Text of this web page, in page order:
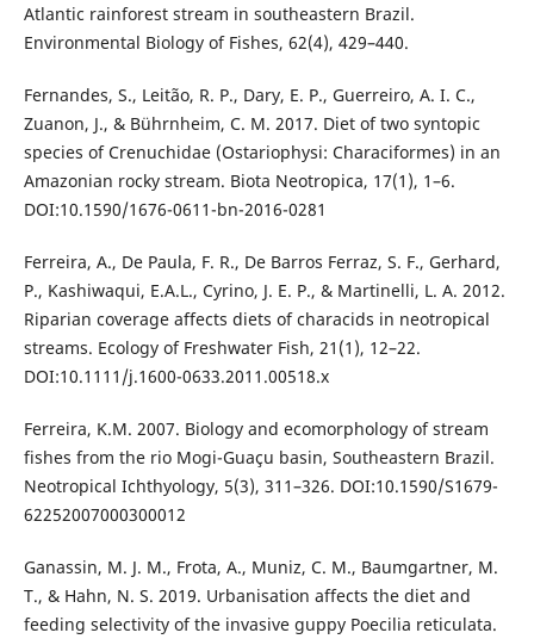
Atlantic rainforest stream in southeastern Brazil.
Environmental Biology of Fishes, 62(4), 429–440.
Fernandes, S., Leitão, R. P., Dary, E. P., Guerreiro, A. I. C.,
Zuanon, J., & Bührnheim, C. M. 2017. Diet of two syntopic
species of Crenuchidae (Ostariophysi: Characiformes) in an
Amazonian rocky stream. Biota Neotropica, 17(1), 1–6.
DOI:10.1590/1676-0611-bn-2016-0281
Ferreira, A., De Paula, F. R., De Barros Ferraz, S. F., Gerhard,
P., Kashiwaqui, E.A.L., Cyrino, J. E. P., & Martinelli, L. A. 2012.
Riparian coverage affects diets of characids in neotropical
streams. Ecology of Freshwater Fish, 21(1), 12–22.
DOI:10.1111/j.1600-0633.2011.00518.x
Ferreira, K.M. 2007. Biology and ecomorphology of stream
fishes from the rio Mogi-Guaçu basin, Southeastern Brazil.
Neotropical Ichthyology, 5(3), 311–326. DOI:10.1590/S1679-
62252007000300012
Ganassin, M. J. M., Frota, A., Muniz, C. M., Baumgartner, M.
T., & Hahn, N. S. 2019. Urbanisation affects the diet and
feeding selectivity of the invasive guppy Poecilia reticulata.